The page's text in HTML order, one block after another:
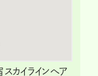
カイラインへア